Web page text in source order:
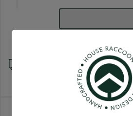
Zotte plussen